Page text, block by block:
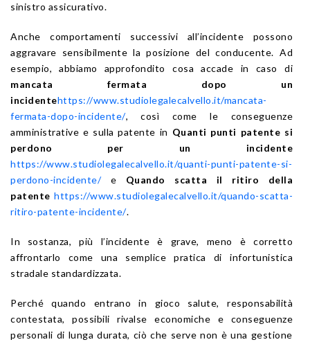
sinistro assicurativo.
Anche comportamenti successivi all’incidente possono
aggravare sensibilmente la posizione del conducente. Ad
esempio, abbiamo approfondito cosa accade in caso di
mancata fermata dopo un
incidentehttps://www.studiolegalecalvello.it/mancata-
fermata-dopo-incidente/, così come le conseguenze
amministrative e sulla patente in Quanti punti patente si
perdono per un incidente
https://www.studiolegalecalvello.it/quanti-punti-patente-si-
perdono-incidente/e Quando scatta il ritiro della
patente https://www.studiolegalecalvello.it/quando-scatta-
ritiro-patente-incidente/.
In sostanza, più l’incidente è grave, meno è corretto
affrontarlo come una semplice pratica di infortunistica
stradale standardizzata.
Perché quando entrano in gioco salute, responsabilità
contestata, possibili rivalse economiche e conseguenze
personali di lunga durata, ciò che serve non è una gestione